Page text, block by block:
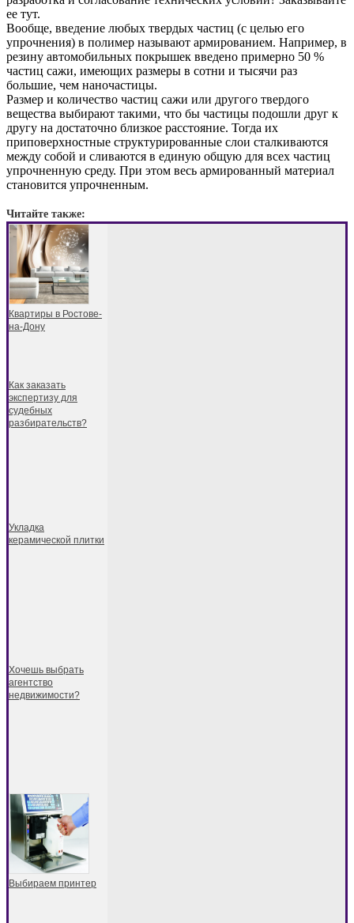
ее тут.
Вообще, введение любых твердых частиц (с целью его
упрочнения) в полимер называют армированием. Например, в
резину автомобильных покрышек введено примерно 50 %
частиц сажи, имеющих размеры в сотни и тысячи раз
большие, чем наночастицы.
Размер и количество частиц сажи или другого твердого
вещества выбирают такими, что бы частицы подошли друг к
другу на достаточно близкое расстояние. Тогда их
приповерхностные структурированные слои сталкиваются
между собой и сливаются в единую общую для всех частиц
упрочненную среду. При этом весь армированный материал
становится упрочненным.
Читайте также:
Квартиры в Ростове-
на-Дону
Как заказать
экспертизу для
судебных
разбирательств?
Укладка
керамической плитки
Хочешь выбрать
агентство
недвижимости?
Выбираем принтер